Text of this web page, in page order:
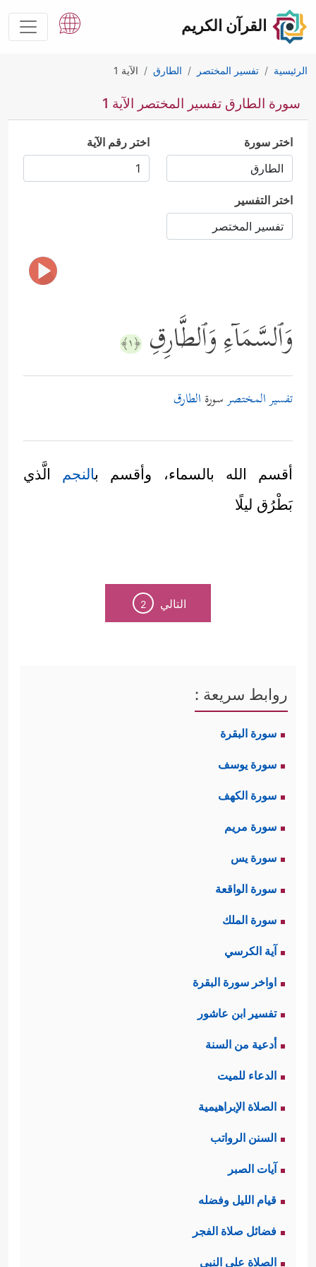
القرآن الكريم
الرئيسية تفسير المختصر الطارق الآية 1
سورة الطارق تفسير المختصر الآية 1
اختر سورة اختر رقم الآية
اختر التفسير
وَٱلسَّمَاۤءِ وَٱلطَّارِقِ ﴿١﴾
تفسير المختصرسورة الطارق
أقسم الله بالسماء، وأقسم بالنجم الَّذي
بَطْرُق ليلًا
التالي 2
روابط سريعة :
سورة البقرة
سورة يوسف
سورة الكهف
سورة مريم
سورة يس
سورة الواقعة
سورة الملك
آية الكرسي
اواخر سورة البقرة
تفسير ابن عاشور
أدعية من السنة
الدعاء للميت
الصلاة الإبراهيمية
السنن الرواتب
آيات الصبر
قيام الليل وفضله
فضائل صلاة الفجر
الصلاة على النبي